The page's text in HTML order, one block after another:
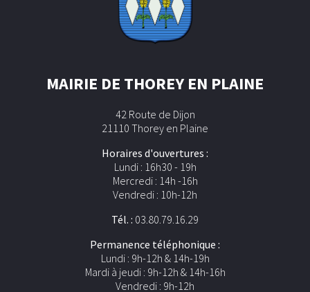
MAIRIE DE THOREY EN PLAINE
42 Route de Dijon
21110 Thorey en Plaine
Horaires d'ouvertures :
Lundi : 16h30 - 19h
Mercredi : 14h -16h
Vendredi : 10h-12h
Tél. : 03.80.79.16.29
Permanence téléphonique :
Lundi : 9h-12h & 14h-19h
Mardi à jeudi : 9h-12h & 14h-16h
Vendredi : 9h-12h